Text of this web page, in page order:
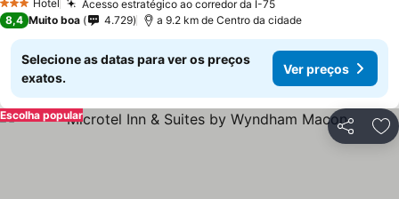
3 EstrelasHotel Acesso estratégico ao corredor da I-75
8,4 Muito boa 4.729 a 9.2 km de Centro da cidade
Selecione as datas para ver os preços
exatos.
Ver preços
Partilhar
Escolha popular